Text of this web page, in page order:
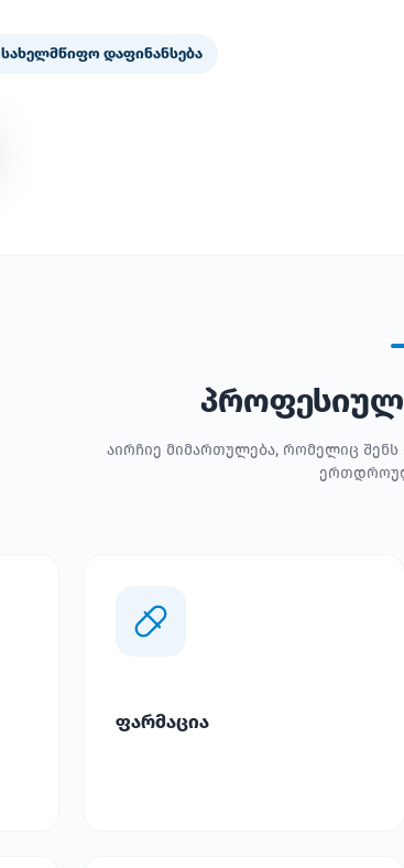
სახელმწიფო დაფინანსება
აირჩიე მიმართულება, რომელიც
ფარმაცია